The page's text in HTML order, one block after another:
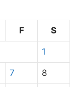
F S
1
7 8